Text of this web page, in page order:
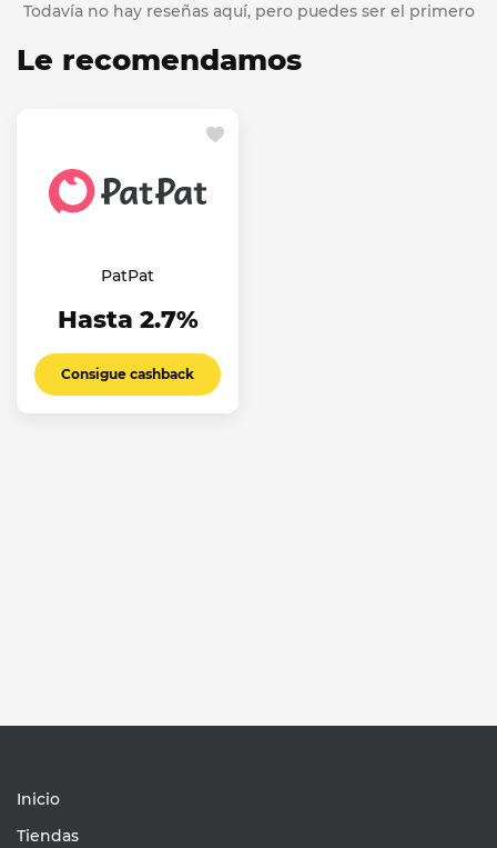
Todavía no hay reseñas aquí, pero puedes ser el primero
Le recomendamos
PatPat
Hasta 2.7%
Consigue cashback
Inicio
Tiendas